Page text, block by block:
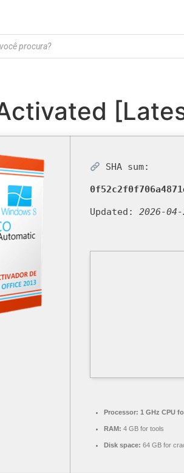
SHA sum:
Updated: 2026-04-
Processor: 1 GHz CPU
RAM: 4 GB for tools
Disk space: 64 GB for